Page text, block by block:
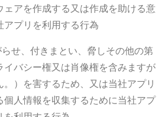
ェアを作成する又は作成を助ける意
アプリを利用する行為
せ、付きまとい、脅しその他の第
イバシー権又は肖像権を含みますが
）を害するため、又は当社アプリ
人情報を収集するために当社アプ